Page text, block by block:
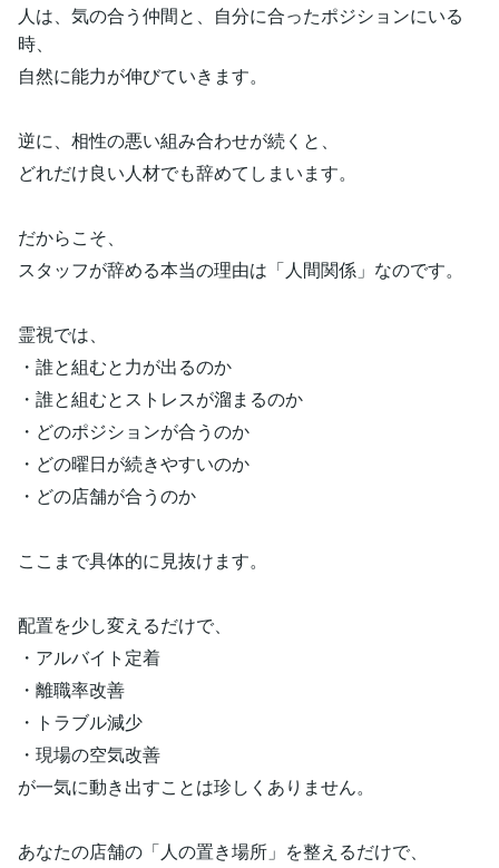
人は、気の合う仲間と、自分に合ったポジションにいる
時、
自然に能力が伸びていきます。
逆に、相性の悪い組み合わせが続くと、
どれだけ良い人材でも辞めてしまいます。
だからこそ、
スタッフが辞める本当の理由は「人間関係」なのです。
霊視では、
・誰と組むと力が出るのか
・誰と組むとストレスが溜まるのか
・どのポジションが合うのか
・どの曜日が続きやすいのか
・どの店舗が合うのか
ここまで具体的に見抜けます。
配置を少し変えるだけで、
・アルバイト定着
・離職率改善
・トラブル減少
・現場の空気改善
が一気に動き出すことは珍しくありません。
あなたの店舗の「人の置き場所」を整えるだけで、